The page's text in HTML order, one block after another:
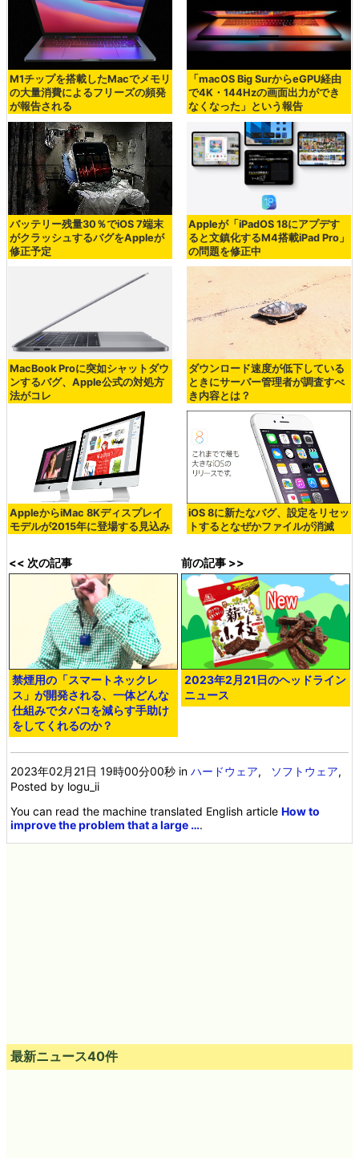
M1チップを搭載したMacでメモリ
の大量消費によるフリーズの頻発
が報告される
「macOS Big SurからeGPU経由
で4K・144Hzの画面出力ができ
なくなった」という報告
バッテリー残量30％でiOS 7端末
がクラッシュするバグをAppleが
修正予定
Appleが「iPadOS 18にアプデす
ると文鎮化するM4搭載iPad Pro」
の問題を修正中
MacBook Proに突如シャットダウ
ンするバグ、Apple公式の対処方
法がコレ
ダウンロード速度が低下している
ときにサーバー管理者が調査すべ
き内容とは？
AppleからiMac 8Kディスプレイ
モデルが2015年に登場する見込み
iOS 8に新たなバグ、設定をリセッ
トするとなぜかファイルが消滅
<< 次の記事
禁煙用の「スマートネックレ
ス」が開発される、一体どんな
仕組みでタバコを減らす手助け
をしてくれるのか？
前の記事 >>
2023年2月21日のヘッドライン
ニュース
2023年02月21日 19時00分00秒 inハードウェア, ソフトウェア,
Posted by logu_ii
You can read the machine translated English articleHow to
improve the problem that a large ….
最新ニュース40件